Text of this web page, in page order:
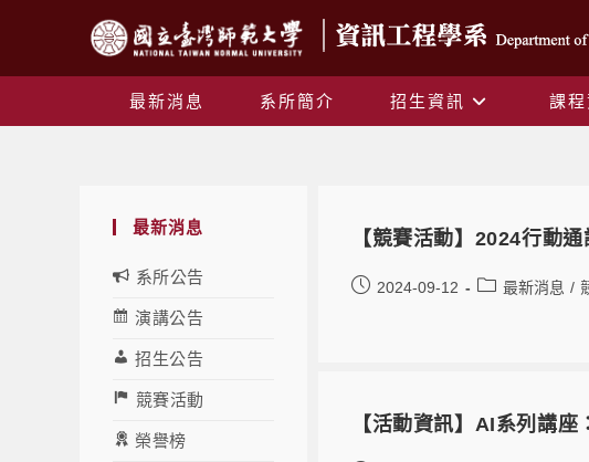
最新消息 系所簡介 招生資訊 課程
最新消息
系所公告
演講公告
招生公告
競賽活動
榮譽榜
【競賽活動】2024行動
2024-09-12 最新消息 /
【活動資訊】AI系列講